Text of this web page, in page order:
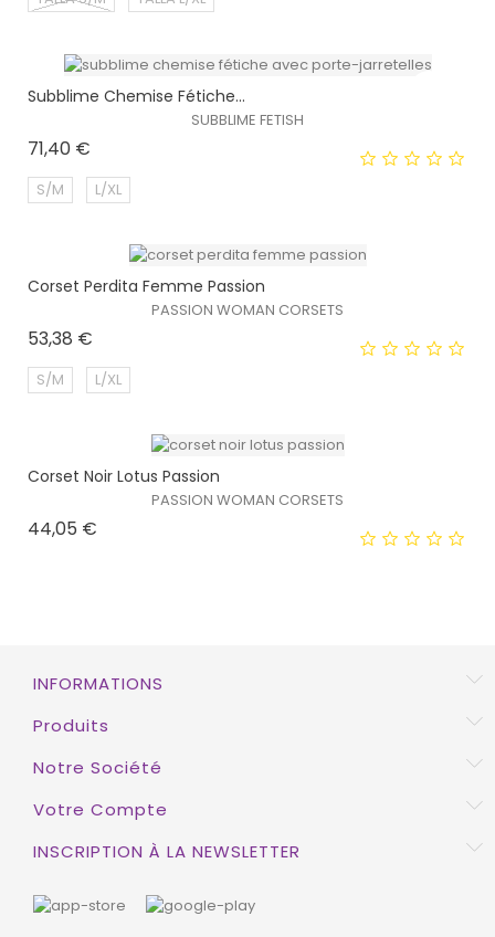
EXCLUSIVITÉ WEB !
EXCLUSIVITÉ WEB !
Subblime Chemise Fétiche...
SUBBLIME FETISH
71,40 €
S/M L/XL
EXCLUSIVITÉ WEB !
Corset Perdita Femme Passion
PASSION WOMAN CORSETS
53,38 €
S/M L/XL
HORS STOCK
Corset Noir Lotus Passion
PASSION WOMAN CORSETS
44,05 €
INFORMATIONS
Produits
Notre Société
Votre Compte
INSCRIPTION À LA NEWSLETTER